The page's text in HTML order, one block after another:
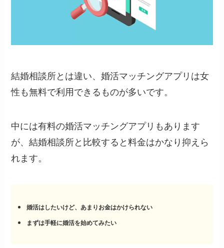
結婚相談所とは違い、婚活マッチングアプリは女
性も無料で利用できるものが多いです。
中には有料の婚活マッチングアプリもあります
が、結婚相談所と比較すると料金はかなり抑えら
れます。
婚活はしたいけど、あまりお金はかけられない
まずは手軽に婚活を始めてみたい